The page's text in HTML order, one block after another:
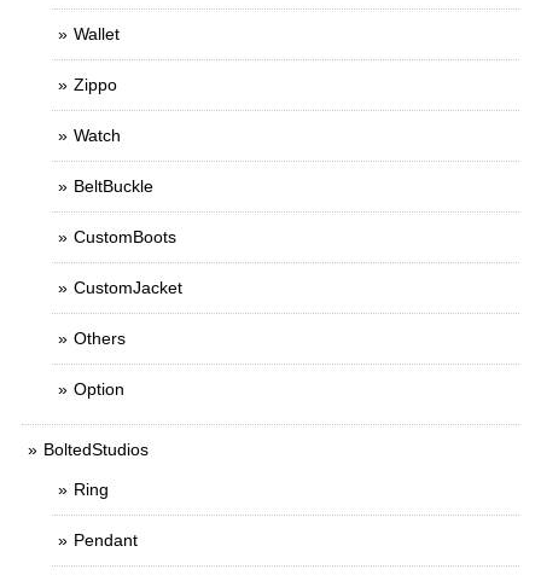
Wallet
Zippo
Watch
BeltBuckle
CustomBoots
CustomJacket
Others
Option
BoltedStudios
Ring
Pendant